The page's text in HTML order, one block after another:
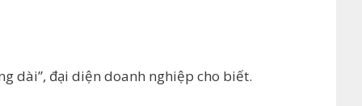
dài”, đại diện doanh nghiệp cho biết.